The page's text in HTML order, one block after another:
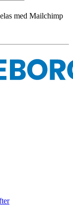
med Mailchimp